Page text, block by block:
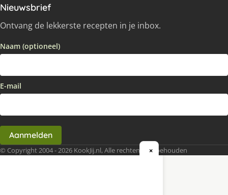
Nieuwsbrief
Ontvang de lekkerste recepten in je inbox.
Naam (optioneel)
E-mail
Aanmelden
© Copyright 2004 - 2026 KookJij.nl, Alle rechten voorbehouden
×